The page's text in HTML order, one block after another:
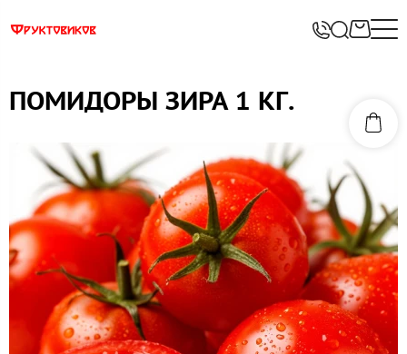
ПОМИДОРЫ ЗИРА 1 КГ.